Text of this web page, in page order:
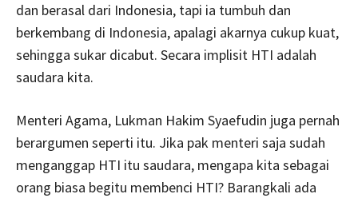
dan berasal dari Indonesia, tapi ia tumbuh dan
berkembang di Indonesia, apalagi akarnya cukup kuat,
sehingga sukar dicabut. Secara implisit HTI adalah
saudara kita.
Menteri Agama, Lukman Hakim Syaefudin juga pernah
berargumen seperti itu. Jika pak menteri saja sudah
menganggap HTI itu saudara, mengapa kita sebagai
orang biasa begitu membenci HTI? Barangkali ada